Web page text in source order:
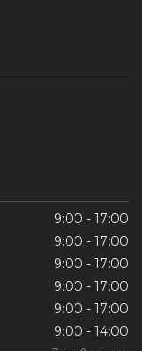
9:00 - 17:00
9:00 - 17:00
9:00 - 17:00
9:00 - 17:00
9:00 - 17:00
9:00 - 14:00